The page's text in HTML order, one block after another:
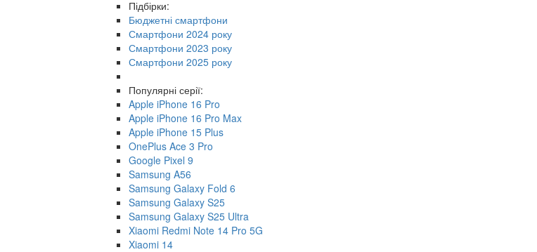
Підбірки:
Бюджетні смартфони
Смартфони 2024 року
Смартфони 2023 року
Смартфони 2025 року
Популярні серії:
Apple iPhone 16 Pro
Apple iPhone 16 Pro Max
Apple iPhone 15 Plus
OnePlus Ace 3 Pro
Google Pixel 9
Samsung A56
Samsung Galaxy Fold 6
Samsung Galaxy S25
Samsung Galaxy S25 Ultra
Xiaomi Redmi Note 14 Pro 5G
Xiaomi 14